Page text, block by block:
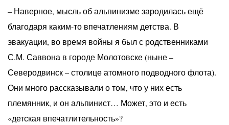
– Наверное, мысль об альпинизме зародилась ещё
благодаря каким-то впечатлениям детства. В
эвакуации, во время войны я был с родственниками
С.М. Саввона в городе Молотовске (ныне –
Северодвинск – столице атомного подводного флота).
Они много рассказывали о том, что у них есть
племянник, и он альпинист… Может, это и есть
«детская впечатлительность»?